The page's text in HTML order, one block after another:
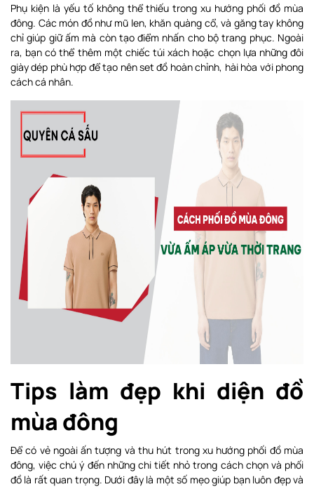
Phụ kiện là yếu tố không thể thiếu trong xu hướng phối đồ mùa
đông. Các món đồ như mũ len, khăn quàng cổ, và găng tay không
chỉ giúp giữ ấm mà còn tạo điểm nhấn cho bộ trang phục. Ngoài
ra, bạn có thể thêm một chiếc túi xách hoặc chọn lựa những đôi
giày dép phù hợp để tạo nên set đồ hoàn chỉnh, hài hòa với phong
cách cá nhân.
Tips làm đẹp khi diện đồ
mùa đông
Để có vẻ ngoài ấn tượng và thu hút trong xu hướng phối đồ mùa
đông, việc chú ý đến những chi tiết nhỏ trong cách chọn và phối
đồ là rất quan trọng. Dưới đây là một số mẹo giúp bạn luôn đẹp và